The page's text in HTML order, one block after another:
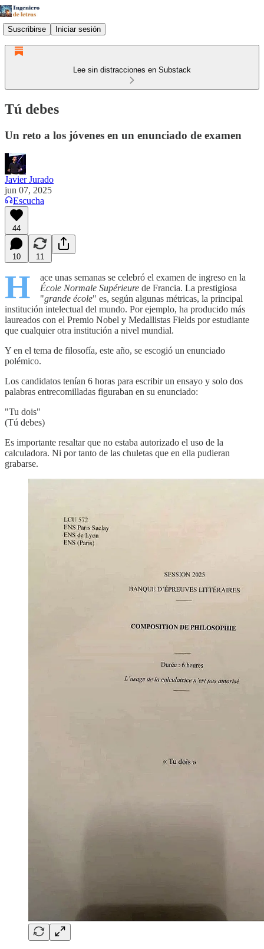
Suscribirse Iniciar sesión
Lee sin distracciones en Substack
Tú debes
Un reto a los jóvenes en un enunciado de examen
Javier Jurado
jun 07, 2025
Escucha
44
10 11
H
ace unas semanas se celebró el examen de ingreso en la
École Normale Supérieure de Francia. La prestigiosa
"grande école" es, según algunas métricas, la principal
institución intelectual del mundo. Por ejemplo, ha producido más
laureados con el Premio Nobel y Medallistas Fields por estudiante
que cualquier otra institución a nivel mundial.
Y en el tema de filosofía, este año, se escogió un enunciado
polémico.
Los candidatos tenían 6 horas para escribir un ensayo y solo dos
palabras entrecomilladas figuraban en su enunciado:
"Tu dois"
(Tú debes)
Es importante resaltar que no estaba autorizado el uso de la
calculadora. Ni por tanto de las chuletas que en ella pudieran
grabarse.